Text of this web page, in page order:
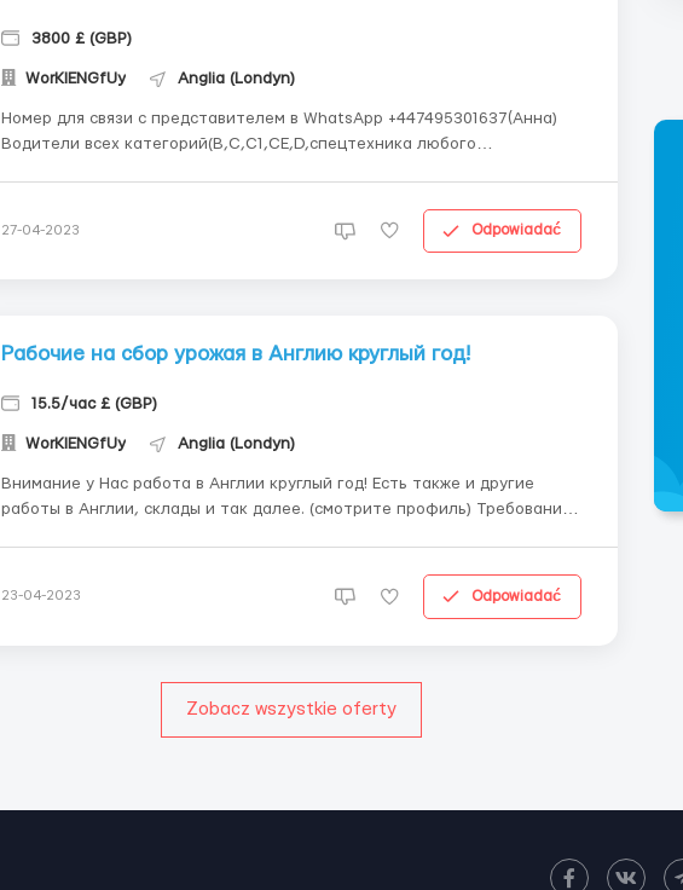
3800 £ (GBP)
WorKIENGfUy Anglia (Londyn)
Номер для связи с представителем в WhatsApp +447495301637(Анна)
Водители всех категорий(B,C,C1,CE,D,спецтехника любого
Что предлагаем мы : Своевременные выплат...
27-04-2023 Odpowiadać
Рабочие на сбор урожая в Англию круглый год!
15.5/час £ (GBP)
WorKIENGfUy Anglia (Londyn)
Внимание у Нас работа в Англии круглый год! Есть также и другие
работы в Англии, склады и так далее. (смотрите профиль) Требования:
23-04-2023 Odpowiadać
Zobacz wszystkie oferty